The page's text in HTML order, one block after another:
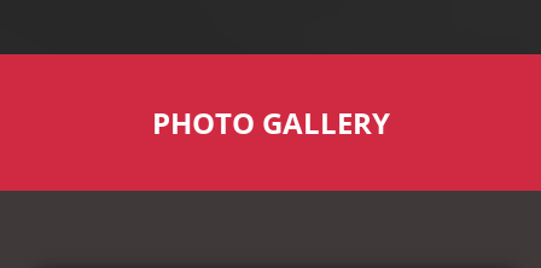
PHOTO GALLERY